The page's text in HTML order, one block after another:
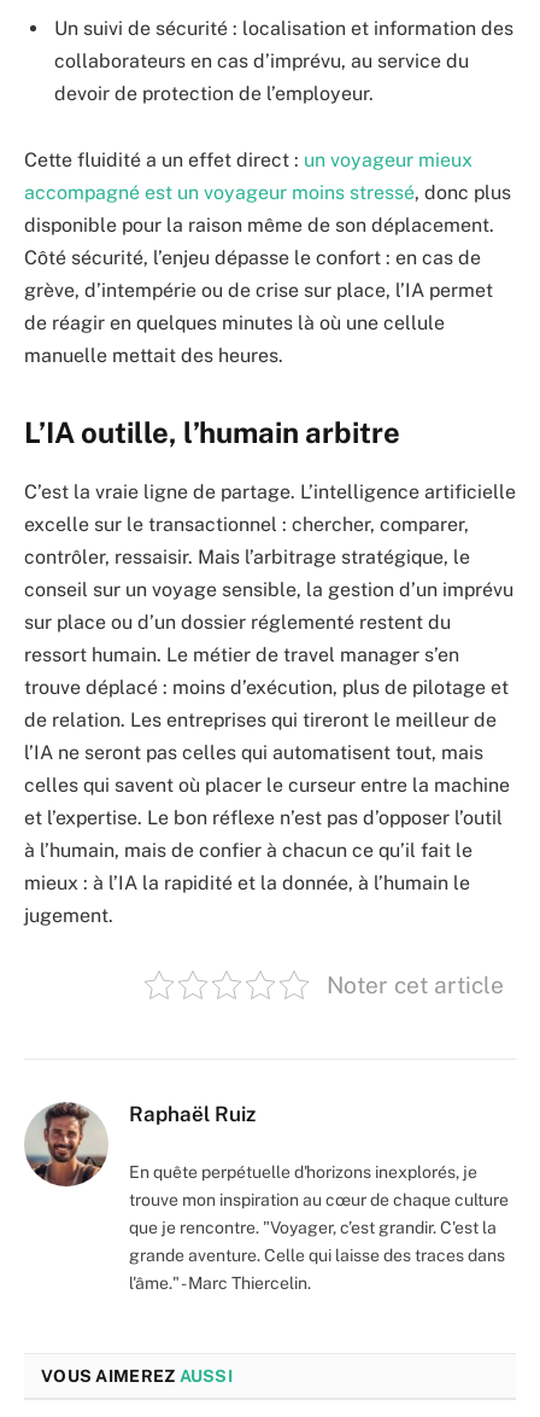
Un suivi de sécurité : localisation et information des
collaborateurs en cas d’imprévu, au service du
devoir de protection de l’employeur.
Cette fluidité a un effet direct : un voyageur mieux
accompagné est un voyageur moins stressé, donc plus
disponible pour la raison même de son déplacement.
Côté sécurité, l’enjeu dépasse le confort : en cas de
grève, d’intempérie ou de crise sur place, l’IA permet
de réagir en quelques minutes là où une cellule
manuelle mettait des heures.
L’IA outille, l’humain arbitre
C’est la vraie ligne de partage. L’intelligence artificielle
excelle sur le transactionnel : chercher, comparer,
contrôler, ressaisir. Mais l’arbitrage stratégique, le
conseil sur un voyage sensible, la gestion d’un imprévu
sur place ou d’un dossier réglementé restent du
ressort humain. Le métier de travel manager s’en
trouve déplacé : moins d’exécution, plus de pilotage et
de relation. Les entreprises qui tireront le meilleur de
l’IA ne seront pas celles qui automatisent tout, mais
celles qui savent où placer le curseur entre la machine
et l’expertise. Le bon réflexe n’est pas d’opposer l’outil
à l’humain, mais de confier à chacun ce qu’il fait le
mieux : à l’IA la rapidité et la donnée, à l’humain le
jugement.
Noter cet article
Raphaël Ruiz
En quête perpétuelle d'horizons inexplorés, je
trouve mon inspiration au cœur de chaque culture
que je rencontre. "Voyager, c’est grandir. C'est la
grande aventure. Celle qui laisse des traces dans
l'âme." - Marc Thiercelin.
VOUS AIMEREZ AUSSI